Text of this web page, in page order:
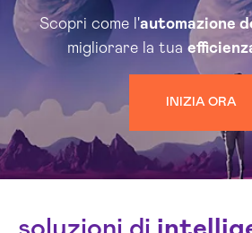
Scopri come l'automazione
migliorare la tua
INIZIA ORA